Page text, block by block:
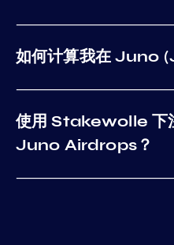
如何计算我在 Juno
使用 Stakewolle 下
Juno Airdrops？